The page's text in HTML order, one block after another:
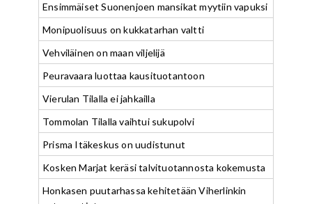
Ensimmäiset Suonenjoen mansikat myytiin vapuksi
Monipuolisuus on kukkatarhan valtti
Vehviläinen on maan viljelijä
Peuravaara luottaa kausituotantoon
Vierulan Tilalla ei jahkailla
Tommolan Tilalla vaihtui sukupolvi
Prisma Itäkeskus on uudistunut
Kosken Marjat keräsi talvituotannosta kokemusta
Honkasen puutarhassa kehitetään Viherlinkin